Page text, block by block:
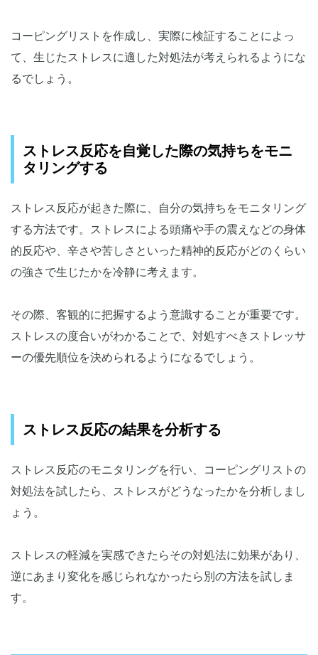
コーピングリストを作成し、実際に検証することによっ
て、生じたストレスに適した対処法が考えられるようにな
るでしょう。
ストレス反応を自覚した際の気持ちをモニ
タリングする
ストレス反応が起きた際に、自分の気持ちをモニタリング
する方法です。ストレスによる頭痛や手の震えなどの身体
的反応や、辛さや苦しさといった精神的反応がどのくらい
の強さで生じたかを冷静に考えます。
その際、客観的に把握するよう意識することが重要です。
ストレスの度合いがわかることで、対処すべきストレッサ
ーの優先順位を決められるようになるでしょう。
ストレス反応の結果を分析する
ストレス反応のモニタリングを行い、コーピングリストの
対処法を試したら、ストレスがどうなったかを分析しまし
ょう。
ストレスの軽減を実感できたらその対処法に効果があり、
逆にあまり変化を感じられなかったら別の方法を試しま
す。